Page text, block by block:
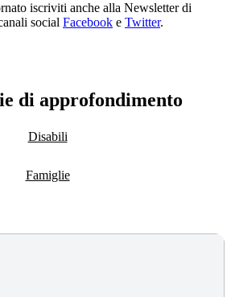
iscriviti anche alla Newsletter di
social Facebook e Twitter.
di approfondimento
Disabili
Famiglie